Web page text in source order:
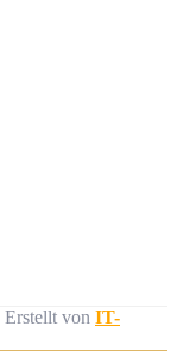
Erstellt von IT-